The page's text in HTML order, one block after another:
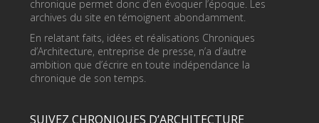
chronique permet donc d’en évoquer l’époque. Les
archives du site en témoignent abondamment.
En relatant faits, idées et réalisations Chroniques
d’Architecture, entreprise de presse, n’a d’autre
ambition que d’écrire en toute indépendance la
chronique de son temps.
SUIVEZ CHRONIQUES D’ARCHITECTURE